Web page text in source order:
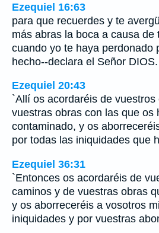
Ezequiel 16:63
para que recuerdes y te
más abras la boca a causa de
cuando yo te haya perdonado
hecho--declara el Señor DIOS.
Ezequiel 20:43
`Allí os acordaréis de
vuestras obras con las que os
contaminado, y os
por todas las iniquidades que
Ezequiel 36:31
`Entonces os acordaréis de
caminos y de vuestras obras
y os aborreceréis a vosotros
iniquidades y por vuestras